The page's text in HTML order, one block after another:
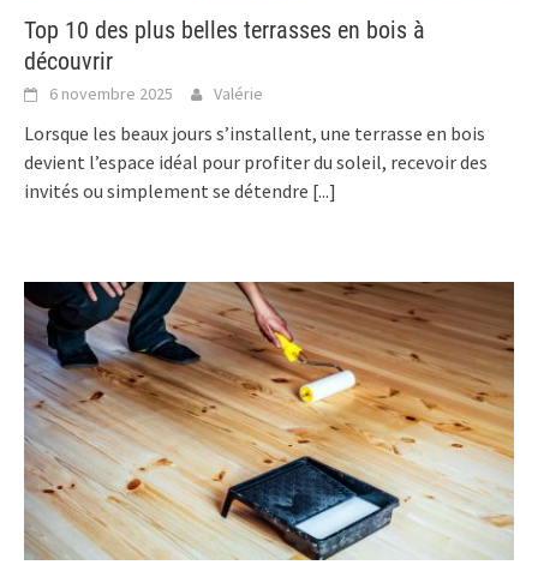
Top 10 des plus belles terrasses en bois à
découvrir
6 novembre 2025 Valérie
Lorsque les beaux jours s’installent, une terrasse en bois
devient l’espace idéal pour profiter du soleil, recevoir des
invités ou simplement se détendre [...]